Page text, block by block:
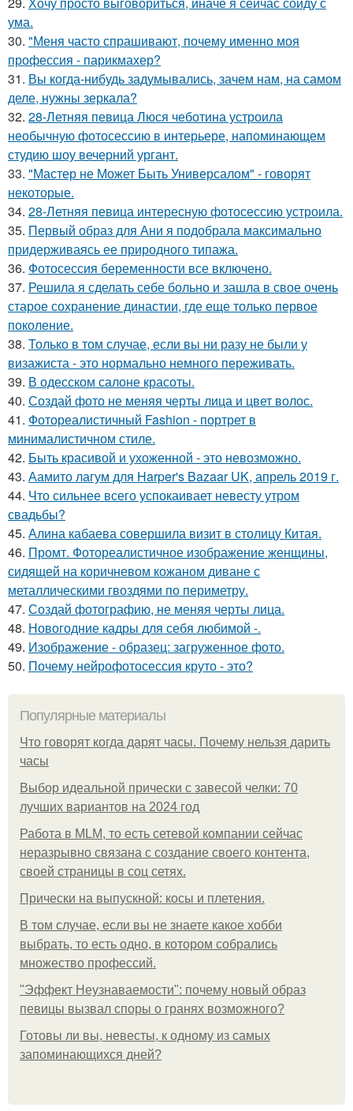
ума.
30. "Меня часто спрашивают, почему именно моя
профессия - парикмахер?
31. Вы когда-нибудь задумывались, зачем нам, на самом
деле, нужны зеркала?
32. 28-Летняя певица Люся чеботина устроила
необычную фотосессию в интерьере, напоминающем
студию шоу вечерний ургант.
33. "Мастер не Может Быть Универсалом" - говорят
некоторые.
34. 28-Летняя певица интересную фотосессию устроила.
35. Первый образ для Ани я подобрала максимально
придерживаясь ее природного типажа.
36. Фотосессия беременности все включено.
37. Решила я сделать себе больно и зашла в свое очень
старое сохранение династии, где еще только первое
поколение.
38. Только в том случае, если вы ни разу не были у
визажиста - это нормально немного переживать.
39. В одесском салоне красоты.
40. Создай фото не меняя черты лица и цвет волос.
41. Фотореалистичный Fashion - портрет в
минималистичном стиле.
42. Быть красивой и ухоженной - это невозможно.
43. Аамито лагум для Harper's Bazaar UK, апрель 2019 г.
44. Что сильнее всего успокаивает невесту утром
свадьбы?
45. Алина кабаева совершила визит в столицу Китая.
46. Промт. Фотореалистичное изображение женщины,
сидящей на коричневом кожаном диване с
металлическими гвоздями по периметру.
47. Создай фотографию, не меняя черты лица.
48. Новогодние кадры для себя любимой -.
49. Изображение - образец: загруженное фото.
50. Почему нейрофотосессия круто - это?
Популярные материалы
Что говорят когда дарят часы. Почему нельзя дарить
часы
Выбор идеальной прически с завесой челки: 70
лучших вариантов на 2024 год
Работа в MLM, то есть сетевой компании сейчас
неразрывно связана с создание своего контента,
своей страницы в соц сетях.
Прически на выпускной: косы и плетения.
В том случае, если вы не знаете какое хобби
выбрать, то есть одно, в котором собрались
множество профессий.
"Эффект Неузнаваемости": почему новый образ
певицы вызвал споры о гранях возможного?
Готовы ли вы, невесты, к одному из самых
запоминающихся дней?